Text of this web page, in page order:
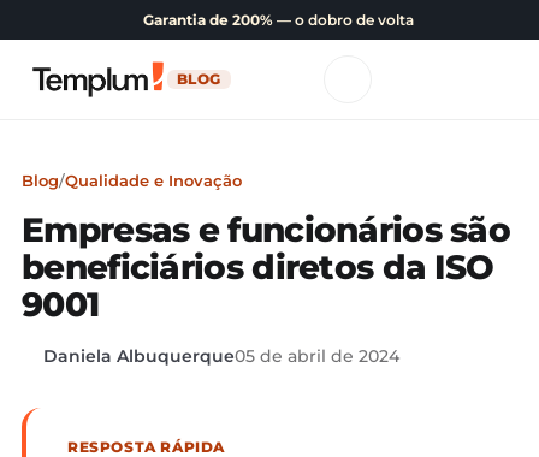
Garantia de 200% — o dobro de volta
BLOG
Blog/Qualidade e Inovação
Empresas e funcionários são
beneficiários diretos da ISO
9001
Daniela Albuquerque05 de abril de 2024
RESPOSTA RÁPIDA